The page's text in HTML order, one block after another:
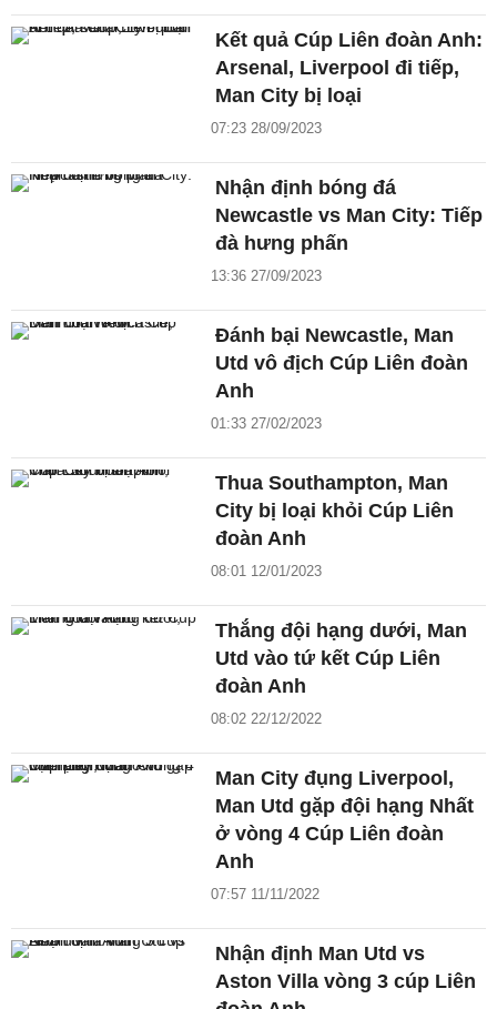
Kết quả Cúp Liên đoàn Anh:
Arsenal, Liverpool đi tiếp,
Man City bị loại
07:23 28/09/2023
Nhận định bóng đá
Newcastle vs Man City: Tiếp
đà hưng phấn
13:36 27/09/2023
Đánh bại Newcastle, Man
Utd vô địch Cúp Liên đoàn
Anh
01:33 27/02/2023
Thua Southampton, Man
City bị loại khỏi Cúp Liên
đoàn Anh
08:01 12/01/2023
Thắng đội hạng dưới, Man
Utd vào tứ kết Cúp Liên
đoàn Anh
08:02 22/12/2022
Man City đụng Liverpool,
Man Utd gặp đội hạng Nhất
ở vòng 4 Cúp Liên đoàn
Anh
07:57 11/11/2022
Nhận định Man Utd vs
Aston Villa vòng 3 cúp Liên